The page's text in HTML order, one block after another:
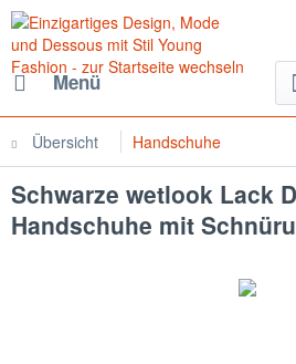
Menü
Übersicht Handschuhe
Schwarze wetlook Lack
Handschuhe mit